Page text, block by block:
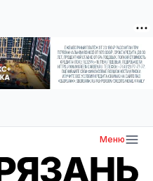
Меню